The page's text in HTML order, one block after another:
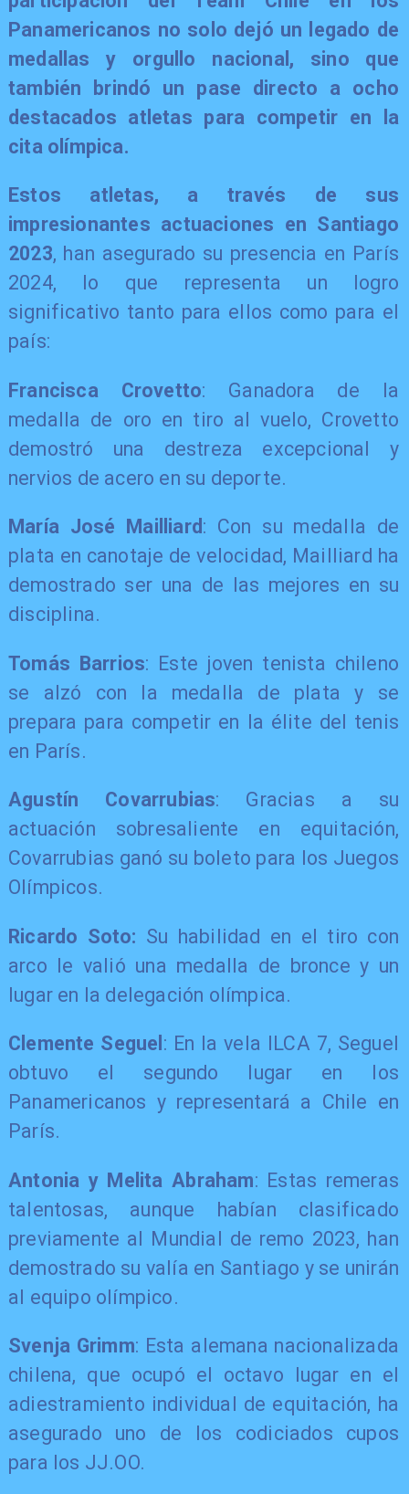
Panamericanos no solo dejó un legado de
medallas y orgullo nacional, sino que
también brindó un pase directo a ocho
destacados atletas para competir en la
cita olímpica.
Estos atletas, a través de sus
impresionantes actuaciones en Santiago
2023, han asegurado su presencia en París
2024, lo que representa un logro
significativo tanto para ellos como para el
país:
Francisca Crovetto: Ganadora de la
medalla de oro en tiro al vuelo, Crovetto
demostró una destreza excepcional y
nervios de acero en su deporte.
María José Mailliard : Con su medalla de
plata en canotaje de velocidad, Mailliard ha
demostrado ser una de las mejores en su
disciplina.
Tomás Barrios: Este joven tenista chileno
se alzó con la medalla de plata y se
prepara para competir en la élite del tenis
en París.
Agustín Covarrubias: Gracias a su
actuación sobresaliente en equitación,
Covarrubias ganó su boleto para los Juegos
Olímpicos.
Ricardo Soto: Su habilidad en el tiro con
arco le valió una medalla de bronce y un
lugar en la delegación olímpica.
Clemente Seguel : En la vela ILCA 7, Seguel
obtuvo el segundo lugar en los
Panamericanos y representará a Chile en
París.
Antonia y Melita Abraham: Estas remeras
talentosas, aunque habían clasificado
previamente al Mundial de remo 2023, han
demostrado su valía en Santiago y se unirán
al equipo olímpico.
Svenja Grimm: Esta alemana nacionalizada
chilena, que ocupó el octavo lugar en el
adiestramiento individual de equitación, ha
asegurado uno de los codiciados cupos
para los JJ.OO.